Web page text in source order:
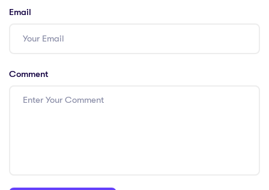
Email
Comment